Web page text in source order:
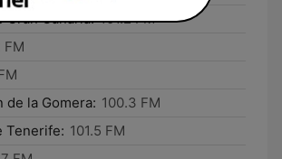
Gran Canaria: 101.2 FM
FM
de la Gomera: 100.3 FM
Tenerife: 101.5 FM